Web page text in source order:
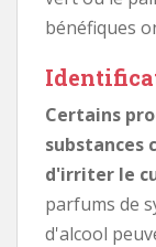
bénéfiques
Certains
substances
d'irriter le
parfums de
d'alcool